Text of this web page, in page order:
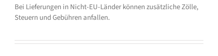
Bei Lieferungen in Nicht-EU-Länder können zusätzliche Zölle,
Steuern und Gebühren anfallen.